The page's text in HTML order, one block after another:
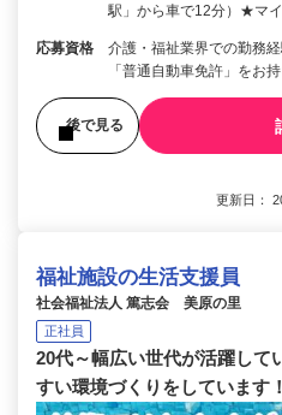
駅」から車で12分）★マ
応募資格
介護・福祉業界での勤務
「普通自動車免許」をお
後で見る
更新日：
福祉施設の生活支援員
社会福祉法人 篤志会 美原の里
正社員
20代～幅広い世代が活躍して
すい環境づくりをしています！